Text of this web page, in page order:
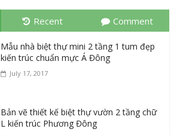
Recent Comment
Mẫu nhà biệt thự mini 2 tầng 1 tum đẹp
kiến trúc chuẩn mực Á Đông
July 17, 2017
Bản vẽ thiết kế biệt thự vườn 2 tầng chữ
L kiến trúc Phương Đông